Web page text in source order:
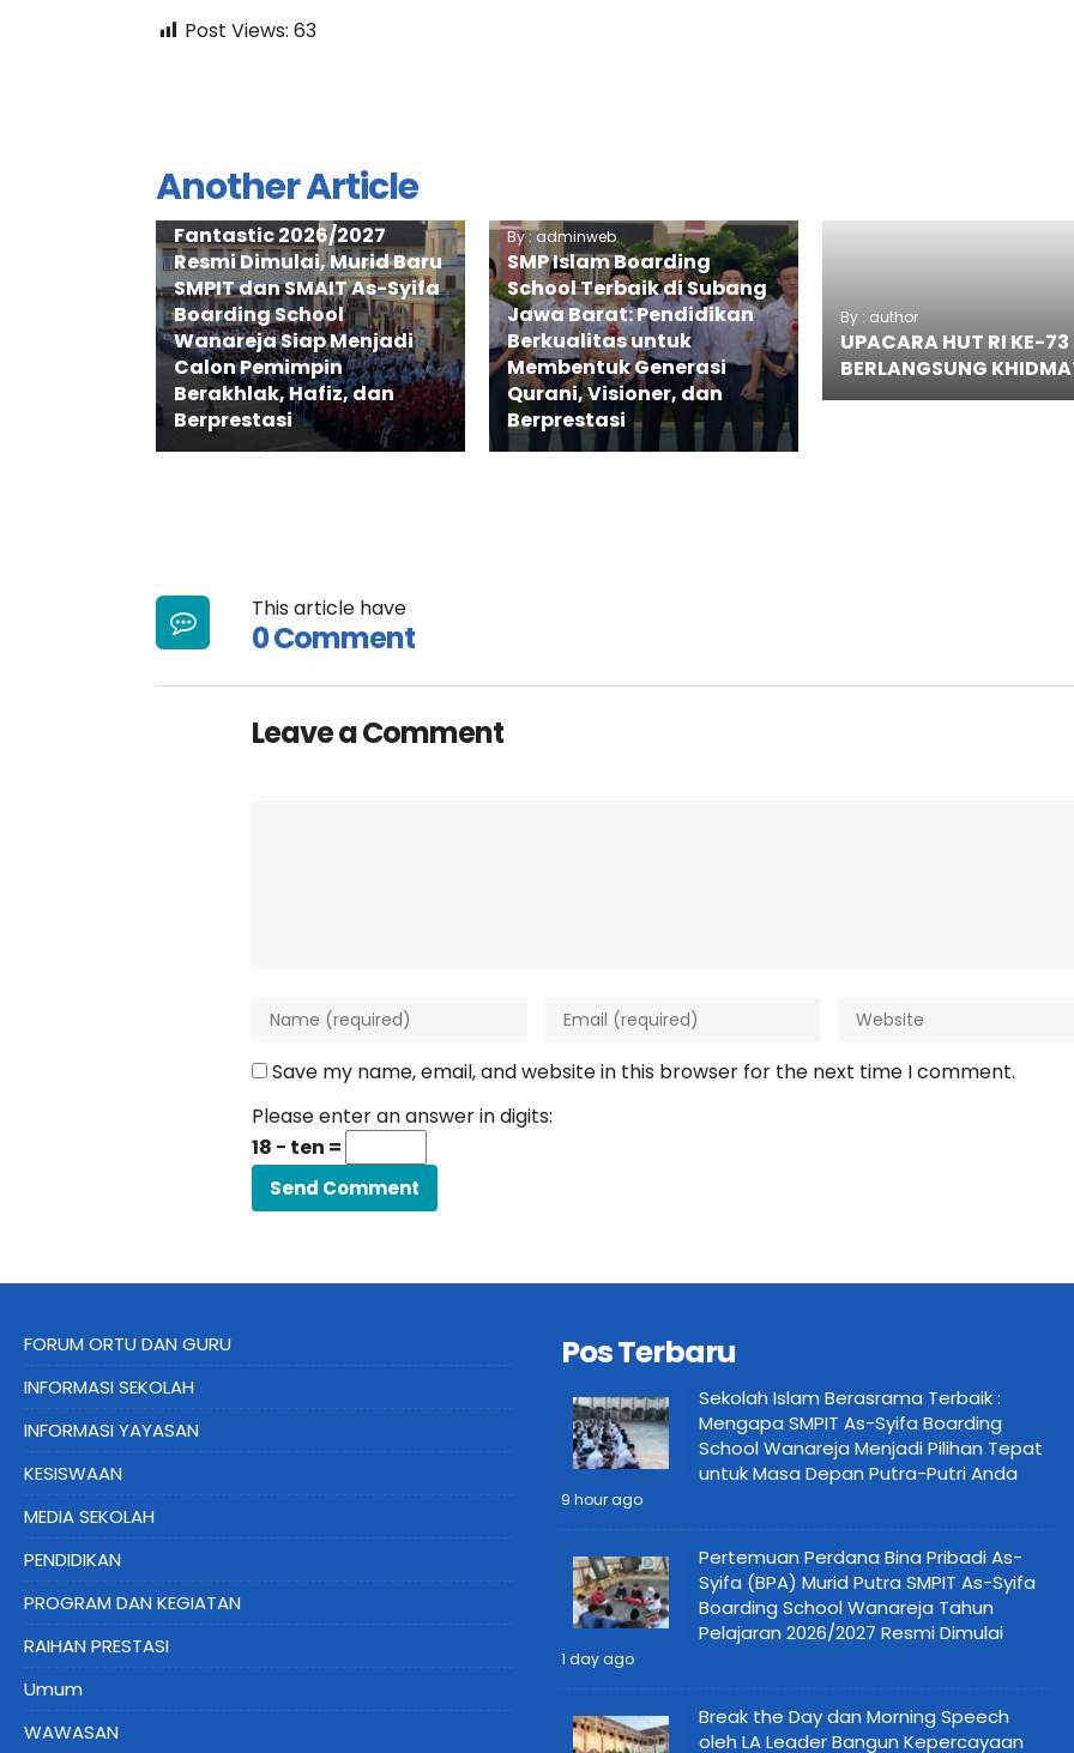
Post Views: 63
Another Article
Fantastic 2026/2027
Resmi Dimulai, Murid Baru
SMPIT dan SMAIT As-Syifa
Boarding School
Wanareja Siap Menjadi
Calon Pemimpin
Berakhlak, Hafiz, dan
Berprestasi
By : adminweb
SMP Islam Boarding
School Terbaik di Subang
Jawa Barat: Pendidikan
Berkualitas untuk
Membentuk Generasi
Qurani, Visioner, dan
Berprestasi
By : author
UPACARA HUT RI KE-73
BERLANGSUNG
This article have
0 Comment
Leave a Comment
Save my name, email, and website in this browser for the next time I comment.
Please enter an answer in digits:
18 − ten =
FORUM ORTU DAN GURU
INFORMASI SEKOLAH
INFORMASI YAYASAN
KESISWAAN
MEDIA SEKOLAH
PENDIDIKAN
PROGRAM DAN KEGIATAN
RAIHAN PRESTASI
Umum
WAWASAN
Pos Terbaru
Sekolah Islam Berasrama Terbaik :
Mengapa SMPIT As-Syifa Boarding
School Wanareja Menjadi Pilihan Tepat
untuk Masa Depan Putra-Putri Anda
9 hour ago
Pertemuan Perdana Bina Pribadi As-
Syifa (BPA) Murid Putra SMPIT As-Syifa
Boarding School Wanareja Tahun
Pelajaran 2026/2027 Resmi Dimulai
1 day ago
Break the Day dan Morning Speech
oleh LA Leader Bangun Kepercayaan